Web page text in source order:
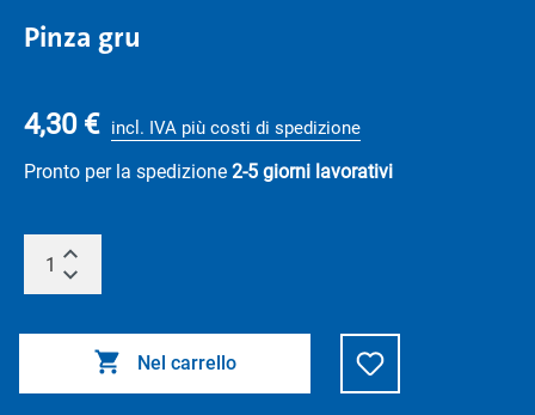
Pinza gru
4,30 € incl. IVA più costi di spedizione
Pronto per la spedizione 2-5 giorni lavorativi
Nel carrello